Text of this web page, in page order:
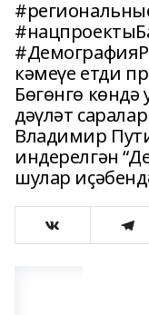
кәмеүе етди
Бөгөнгө көндә
дәүләт
Владимир
индерелгән
шулар